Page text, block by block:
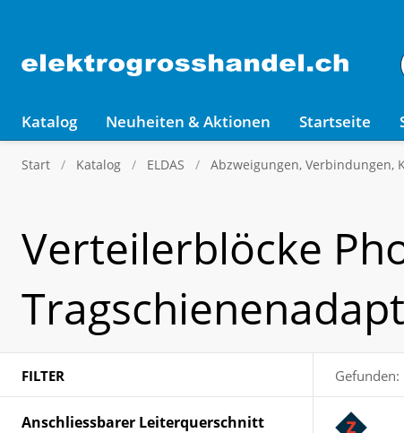
Katalog Neuheiten & Aktionen Startseite
Start Katalog ELDAS Abzweigungen, Verbindungen,
Verteilerblöcke
FILTER Gefunden:
Anschliessbarer Leiterquerschnitt